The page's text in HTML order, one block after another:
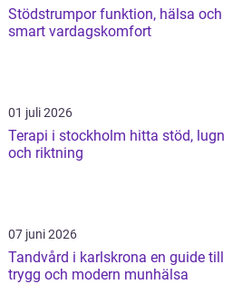
Stödstrumpor funktion, hälsa och
smart vardagskomfort
01 juli 2026
Terapi i stockholm hitta stöd, lugn
och riktning
07 juni 2026
Tandvård i karlskrona en guide till
trygg och modern munhälsa